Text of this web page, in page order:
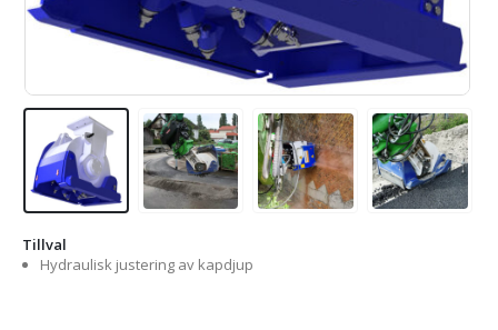
Tillval
Hydraulisk justering av kapdjup